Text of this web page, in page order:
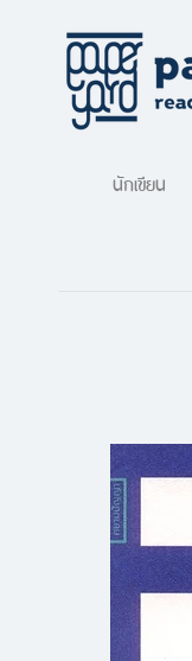
นักเขียน